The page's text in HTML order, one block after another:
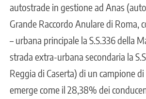
autostrade in gestione ad Anas
Grande Raccordo Anulare di Roma,
– urbana principale la S.S.336 della
strada extra-urbana secondaria la
Reggia di Caserta) di un campione
emerge come il 28,38% dei